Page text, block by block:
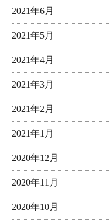
2021年6月
2021年5月
2021年4月
2021年3月
2021年2月
2021年1月
2020年12月
2020年11月
2020年10月